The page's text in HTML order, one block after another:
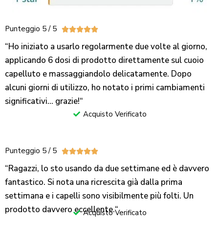
Punteggio 5 / 5 
“Ho iniziato a usarlo regolarmente due volte al giorno,
applicando 6 dosi di prodotto direttamente sul cuoio
capelluto e massaggiandolo delicatamente. Dopo
alcuni giorni di utilizzo, ho notato i primi cambiamenti
significativi… grazie!“
Acquisto Verificato
Punteggio 5 / 5 
“Ragazzi, lo sto usando da due settimane ed è davvero
fantastico. Si nota una ricrescita già dalla prima
settimana e i capelli sono visibilmente più folti. Un
prodotto davvero eccellente.“
Acquisto Verificato